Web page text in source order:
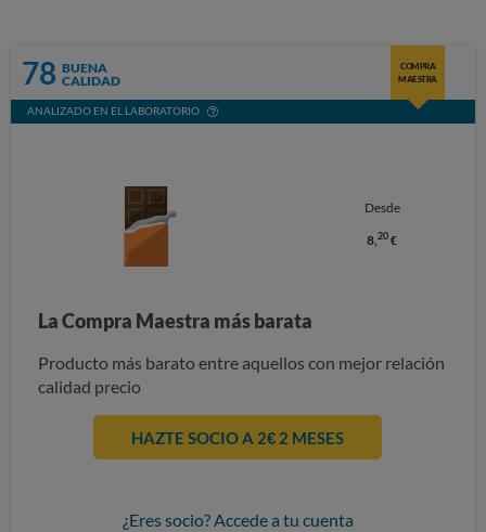
78 BUENA
CALIDAD
COMPRA
MAESTRA
ANALIZADO EN EL LABORATORIO
Desde
8,20 €
La Compra Maestra más barata
Producto más barato entre aquellos con mejor relación
calidad precio
HAZTE SOCIO A 2€ 2 MESES
¿Eres socio? Accede a tu cuenta